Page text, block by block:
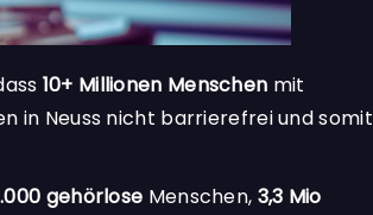
10+ Millionen Menschen mit
in Neuss nicht barrierefrei und somit
gehörlose Menschen, 3,3 Mio